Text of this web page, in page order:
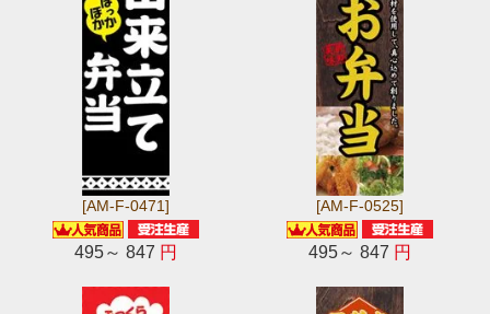
[AM-F-0471]
495～ 847 円
[AM-F-0525]
495～ 847 円